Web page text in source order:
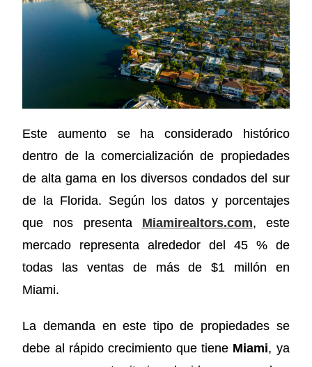
Este aumento se ha considerado histórico
dentro de la comercialización de propiedades
de alta gama en los diversos condados del sur
de la Florida. Según los datos y porcentajes
que nos presenta
Miamirealtors.com, este
mercado representa alrededor del 45 % de
todas las ventas de más de $1 millón en
Miami.
La demanda en este tipo de propiedades se
debe al rápido crecimiento que tiene Miami, ya